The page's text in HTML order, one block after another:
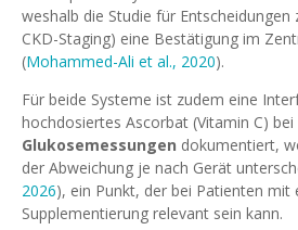
weshalb die Studie für Entscheidungen
CKD-Staging) eine Bestätigung im
(Mohammed-Ali et al., 2020).
Für beide Systeme ist zudem eine
hochdosiertes Ascorbat (Vitamin C) bei
Glukosemessungen dokumentiert,
der Abweichung je nach Gerät
2026), ein Punkt, der bei Patienten mit
Supplementierung relevant sein kann.